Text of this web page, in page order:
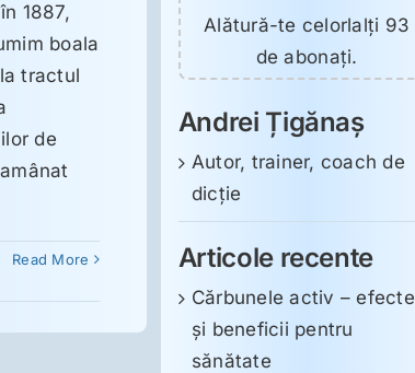
1887,
boala
tractul
de
Read More
Alătură-te celorlalți 93
de abonați.
Andrei Țigănaș
Autor, trainer, coach de
dicție
Articole recente
Cărbunele activ – efecte
și beneficii pentru
sănătate